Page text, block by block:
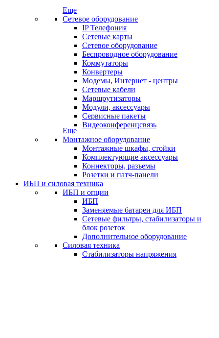
Еще
Сетевое оборудование
IP Телефония
Сетевые карты
Сетевое оборудование
Беспроводное оборудование
Коммутаторы
Конвертеры
Модемы, Интернет - центры
Сетевые кабели
Маршрутизаторы
Модули, аксессуары
Сервисные пакеты
Видеоконференцсвязь
Еще
Монтажное оборудование
Монтажные шкафы, стойки
Комплектующие аксессуары
Коннекторы, разъемы
Розетки и патч-панели
ИБП и силовая техника
ИБП и опции
ИБП
Заменяемые батареи для ИБП
Сетевые фильтры, стабилизаторы и
блок розеток
Дополнительное оборудование
Силовая техника
Стабилизаторы напряжения